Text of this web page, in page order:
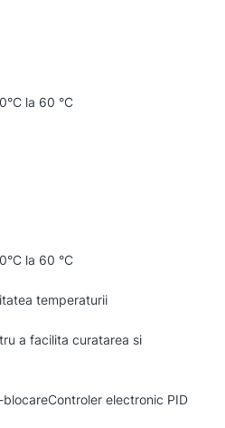
la 60 °C
la 60 °C
temperaturii
a facilita curatarea si
electronic PID